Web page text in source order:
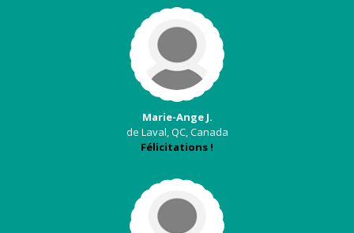
Marie-Ange J.
de Laval, QC, Canada
Félicitations !